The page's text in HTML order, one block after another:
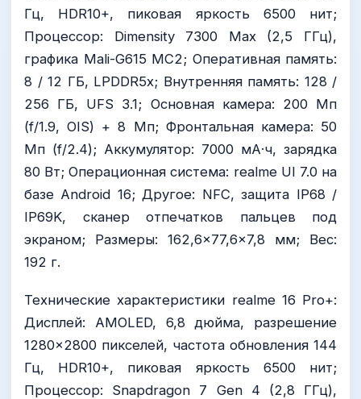
Гц, HDR10+, пиковая яркость 6500 нит;
Процессор: Dimensity 7300 Max (2,5 ГГц),
графика Mali-G615 MC2; Оперативная память:
8 / 12 ГБ, LPDDR5x; Внутренняя память: 128 /
256 ГБ, UFS 3.1; Основная камера: 200 Мп
(f/1.9, OIS) + 8 Мп; Фронтальная камера: 50
Мп (f/2.4); Аккумулятор: 7000 мА·ч, зарядка
80 Вт; Операционная система: realme UI 7.0 на
базе Android 16; Другое: NFC, защита IP68 /
IP69K, сканер отпечатков пальцев под
экраном; Размеры: 162,6×77,6×7,8 мм; Вес:
192 г.
Технические характеристики realme 16 Pro+:
Дисплей: AMOLED, 6,8 дюйма, разрешение
1280×2800 пикселей, частота обновления 144
Гц, HDR10+, пиковая яркость 6500 нит;
Процессор: Snapdragon 7 Gen 4 (2,8 ГГц),